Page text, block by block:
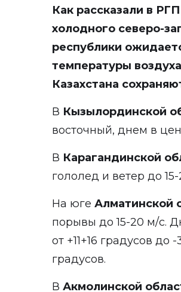
Как рассказали в
холодного северо-
республики
температуры
Казахстана
В Кызылординской
восточный, днем в
В Карагандинской
гололед и ветер до
На юге Алматинской
порывы до 15-20 м/с.
от +11+16 градусов до
градусов.
В Акмолинской